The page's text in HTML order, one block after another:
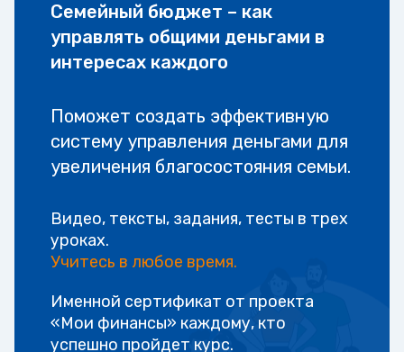
Семейный бюджет – как
управлять общими деньгами в
интересах каждого
Поможет создать эффективную
систему управления деньгами для
увеличения благосостояния семьи.
Видео, тексты, задания, тесты в трех
уроках.
Учитесь в любое время.
Именной сертификат от проекта
«Мои финансы» каждому, кто
успешно пройдет курс.